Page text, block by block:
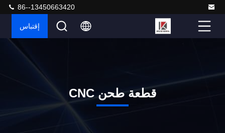
86--13450663420
إقتباس
قطعة طحن CNC